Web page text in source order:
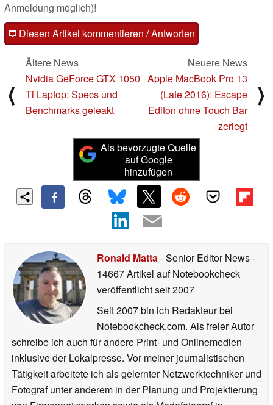
Anmeldung möglich)!
Diesen Artikel kommentieren / Antworten
⟨
Ältere News
Nvidia GeForce GTX 1050
Ti Laptop: Specs und
Benchmarks geleakt
Neuere News
Apple MacBook Pro 13
(Late 2016): Escape
Editon ohne Touch Bar
zerlegt
⟩
Als bevorzugte Quelle
auf Google
hinzufügen
Ronald Matta- Senior Editor News-
14667 Artikel auf Notebookcheck
veröffentlichtseit 2007
Seit 2007 bin ich Redakteur bei
Notebookcheck.com. Als freier Autor
schreibe ich auch für andere Print- und Onlinemedien
inklusive der Lokalpresse. Vor meiner journalistischen
Tätigkeit arbeitete ich als gelernter Netzwerktechniker und
Fotograf unter anderem in der Planung und Projektierung